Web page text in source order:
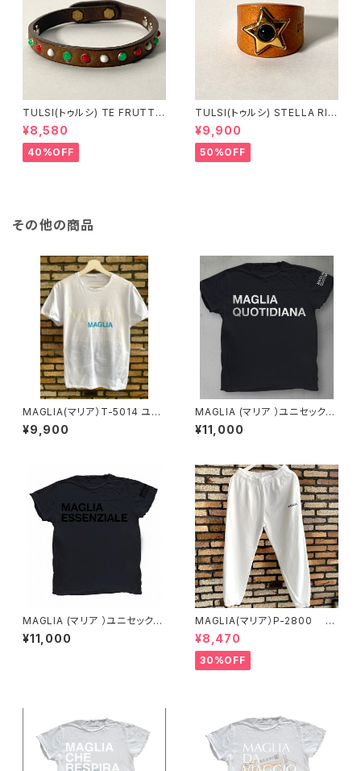
TULSI(トゥルシ) TE FRUTTI
NO BIANCO ROSSO VERDE
¥8,580
40%OFF
TULSI(トゥルシ) STELLA RIN
G ONICE
¥9,900
50%OFF
その他の商品
MAGLIA(マリア）T-5014 ユニ
セックスWプリントＴシャツ NAP
OLI ナポリブルー
¥9,900
MAGLIA (マリア ）ユニセックス
Ｔシャツ Ｔ-8005B シルバー
プリント（ブランドタグ付き）
¥11,000
MAGLIA (マリア ）ユニセックス
Ｔシャツ Ｔ-8004B ブラック
プリント（ブランドタグ付き）
¥11,000
MAGLIA(マリア）P-2800 ユ
ニセックス スプリングスウェッ
トパンツ オフホワイト
¥8,470
30%OFF